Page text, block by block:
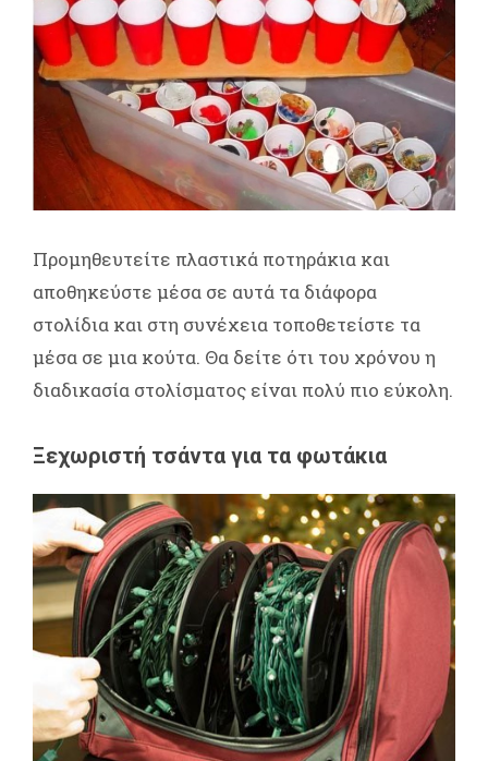
Προμηθευτείτε πλαστικά ποτηράκια και
αποθηκεύστε μέσα σε αυτά τα διάφορα
στολίδια και στη συνέχεια τοποθετείστε τα
μέσα σε μια κούτα. Θα δείτε ότι του χρόνου η
διαδικασία στολίσματος είναι πολύ πιο εύκολη.
Ξεχωριστή τσάντα για τα φωτάκια